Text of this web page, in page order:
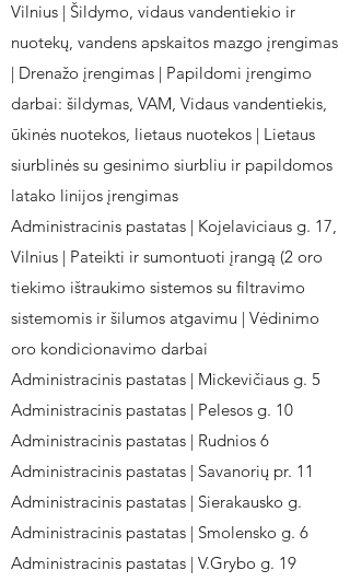
Vilnius | Šildymo, vidaus vandentiekio ir
nuotekų, vandens apskaitos mazgo įrengimas
| Drenažo įrengimas | Papildomi įrengimo
darbai: šildymas, VAM, Vidaus vandentiekis,
ūkinės nuotekos, lietaus nuotekos | Lietaus
siurblinės su gesinimo siurbliu ir papildomos
latako linijos įrengimas
Administracinis pastatas | Kojelaviciaus g. 17,
Vilnius | Pateikti ir sumontuoti įrangą (2 oro
tiekimo ištraukimo sistemos su filtravimo
sistemomis ir šilumos atgavimu | Vėdinimo
oro kondicionavimo darbai
Administracinis pastatas | Mickevičiaus g. 5
Administracinis pastatas | Pelesos g. 10
Administracinis pastatas | Rudnios 6
Administracinis pastatas | Savanorių pr. 11
Administracinis pastatas | Sierakausko g.
Administracinis pastatas | Smolensko g. 6
Administracinis pastatas | V.Grybo g. 19